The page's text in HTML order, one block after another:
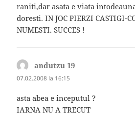
raniti,dar asata e viata
doresti. IN JOC PIERZI CASTIGI-
NUMESTI. SUCCES !
andutzu 19
07.02.2008 la 16:15
asta abea e inceputul ?
IARNA NU A TRECUT